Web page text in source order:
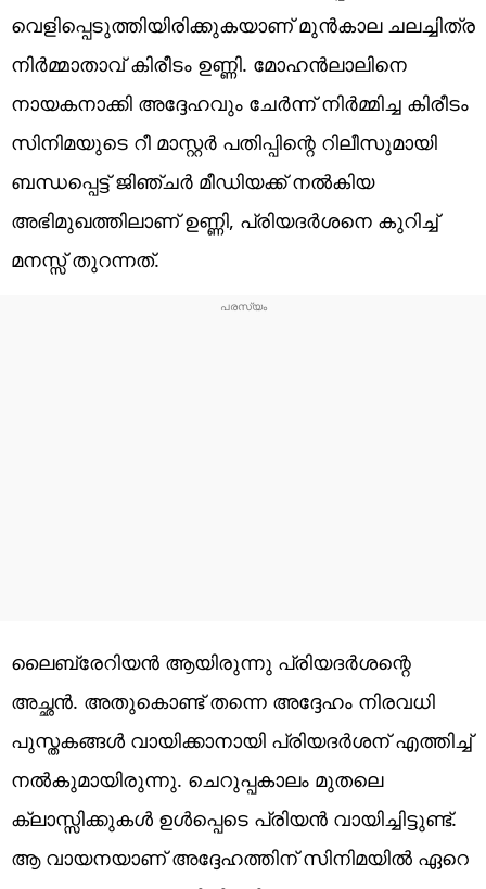
വെളിപ്പെടുത്തിയിരിക്കുകയാണ് മുന്‍കാല ചലച്ചിത്ര
നിര്‍മ്മാതാവ് കിരീടം ഉണ്ണി. മോഹന്‍ലാലിനെ
നായകനാക്കി അദ്ദേഹവും ചേര്‍ന്ന് നിര്‍മ്മിച്ച കിരീടം
സിനിമയുടെ റീ മാസ്റ്റര്‍ പതിപ്പിന്റെ റിലീസുമായി
ബന്ധപ്പെട്ട് ജിഞ്ചര്‍ മീഡിയക്ക് നല്‍കിയ
അഭിമുഖത്തിലാണ് ഉണ്ണി, പ്രിയദര്‍ശനെ കുറിച്ച്
മനസ്സ് തുറന്നത്.
ലൈബ്രേറിയന്‍ ആയിരുന്നു പ്രിയദര്‍ശന്റെ
അച്ഛന്‍. അതുകൊണ്ട് തന്നെ അദ്ദേഹം നിരവധി
പുസ്തകങ്ങള്‍ വായിക്കാനായി പ്രിയദര്‍ശന് എത്തിച്ച്
നല്‍കുമായിരുന്നു. ചെറുപ്പകാലം മുതലെ
ക്ലാസ്സിക്കുകള്‍ ഉള്‍പ്പെടെ പ്രിയന്‍ വായിച്ചിട്ടുണ്ട്.
ആ വായനയാണ് അദ്ദേഹത്തിന് സിനിമയില്‍ ഏറെ